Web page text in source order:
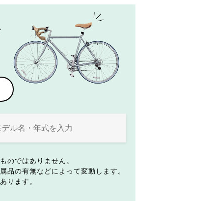
のではありません。
品の有無などによって変動します。
ります。